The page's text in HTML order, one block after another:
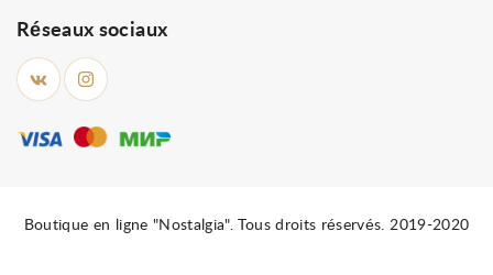
Réseaux sociaux
Boutique en ligne "Nostalgia". Tous droits réservés. 2019-2020